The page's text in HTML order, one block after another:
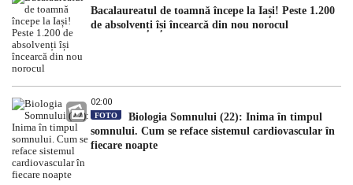
Bacalaureatul de toamnă începe la Iași! Peste 1.200
de absolvenți își încearcă din nou norocul
02:00
FOTO
Biologia Somnului (22): Inima în timpul
somnului. Cum se reface sistemul cardiovascular în
fiecare noapte